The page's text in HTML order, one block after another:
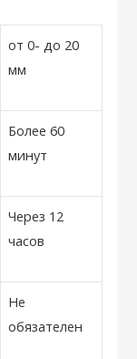
от 0- до 20
мм
Более 60
минут
Через 12
часов
Не
обязателен